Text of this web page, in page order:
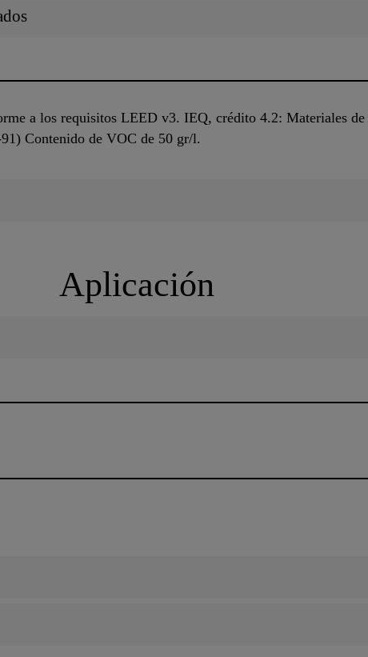
a los requisitos LEED v3. IEQ, crédito 4.2: Materiales
Contenido de VOC de 50 gr/l.
Aplicación